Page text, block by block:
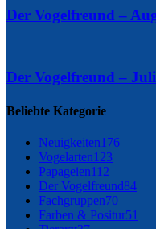
Der Vogelfreund –
Der Vogelfreund –
Beliebte Kategorie
Neuigkeiten176
Vogelarten123
Papageien112
Der Vogelfreund84
Fachgruppen70
Farben & Positur51